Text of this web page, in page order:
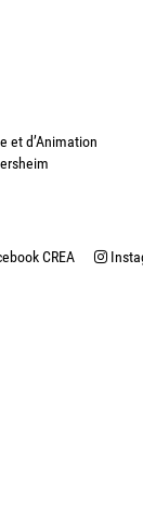
et d’Animation
CREA